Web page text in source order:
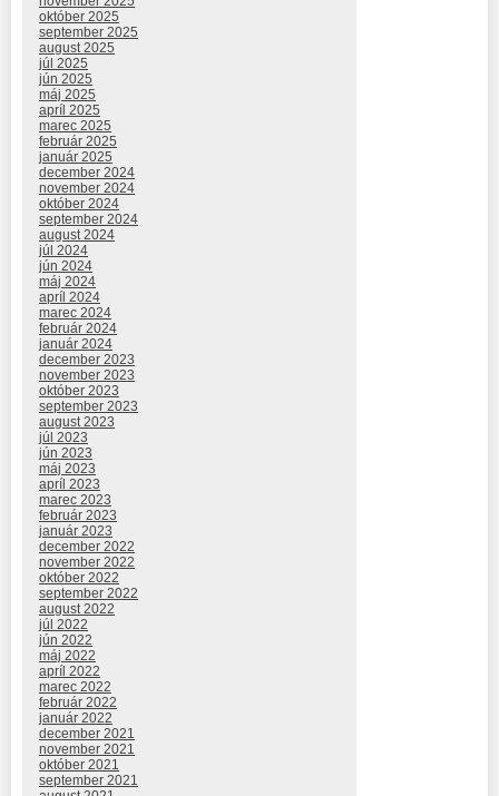
október 2025
september 2025
august 2025
júl 2025
jún 2025
máj 2025
apríl 2025
marec 2025
február 2025
január 2025
december 2024
november 2024
október 2024
september 2024
august 2024
júl 2024
jún 2024
máj 2024
apríl 2024
marec 2024
február 2024
január 2024
december 2023
november 2023
október 2023
september 2023
august 2023
júl 2023
jún 2023
máj 2023
apríl 2023
marec 2023
február 2023
január 2023
december 2022
november 2022
október 2022
september 2022
august 2022
júl 2022
jún 2022
máj 2022
apríl 2022
marec 2022
február 2022
január 2022
december 2021
november 2021
október 2021
september 2021